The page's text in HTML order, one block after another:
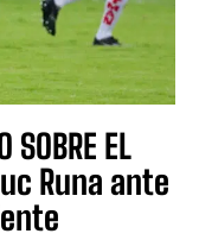
SOBRE EL
Runa ante